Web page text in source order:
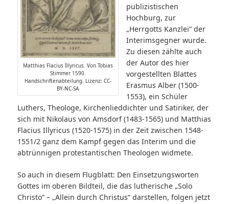
Matthias Flacius Illyricus. Von Tobias
Stimmer 1590.
Handschriftenabteilung. Lizenz: CC-
BY-NC-SA
publizistischen
Hochburg, zur
„Herrgotts Kanzlei“ der
Interimsgegner wurde.
Zu diesen zählte auch
der Autor des hier
vorgestellten Blattes
Erasmus Alber (1500-
1553), ein Schüler
Luthers, Theologe, Kirchenlieddichter und Satiriker, der
sich mit Nikolaus von Amsdorf (1483-1565) und Matthias
Flacius Illyricus (1520-1575) in der Zeit zwischen 1548-
1551/2 ganz dem Kampf gegen das Interim und die
abtrünnigen protestantischen Theologen widmete.
So auch in diesem Flugblatt: Den Einsetzungsworten
Gottes im oberen Bildteil, die das lutherische „Solo
Christo“ – „Allein durch Christus“ darstellen, folgen jetzt